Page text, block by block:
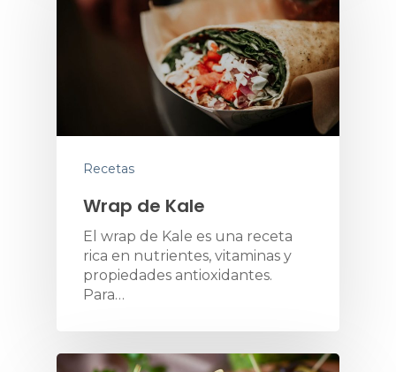
Recetas
Wrap de Kale
El wrap de Kale es una receta
rica en nutrientes, vitaminas y
propiedades antioxidantes.
Para…